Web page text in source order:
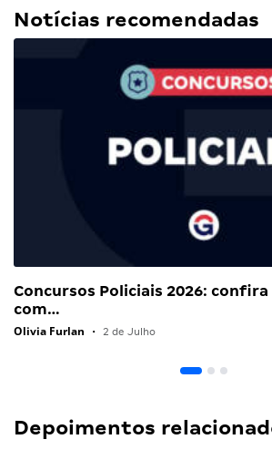
Notícias recomendadas
Concursos Policiais 2026:
com…
Olivia Furlan • 2 de Julho
Depoimentos